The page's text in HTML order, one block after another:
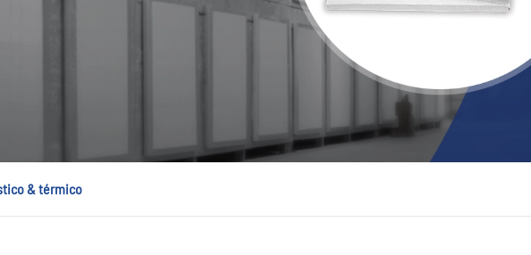
& térmico